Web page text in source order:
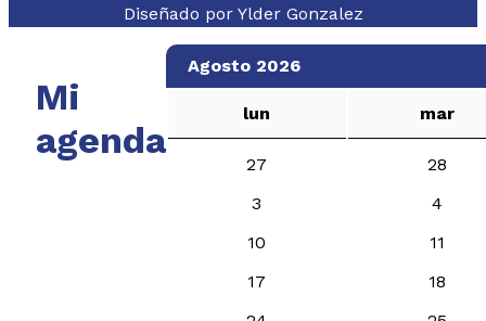
Diseñado por Ylder Gonzalez
Mi
agenda
Agosto 2026
lun mar
27
28
3
4
10
11
17
18